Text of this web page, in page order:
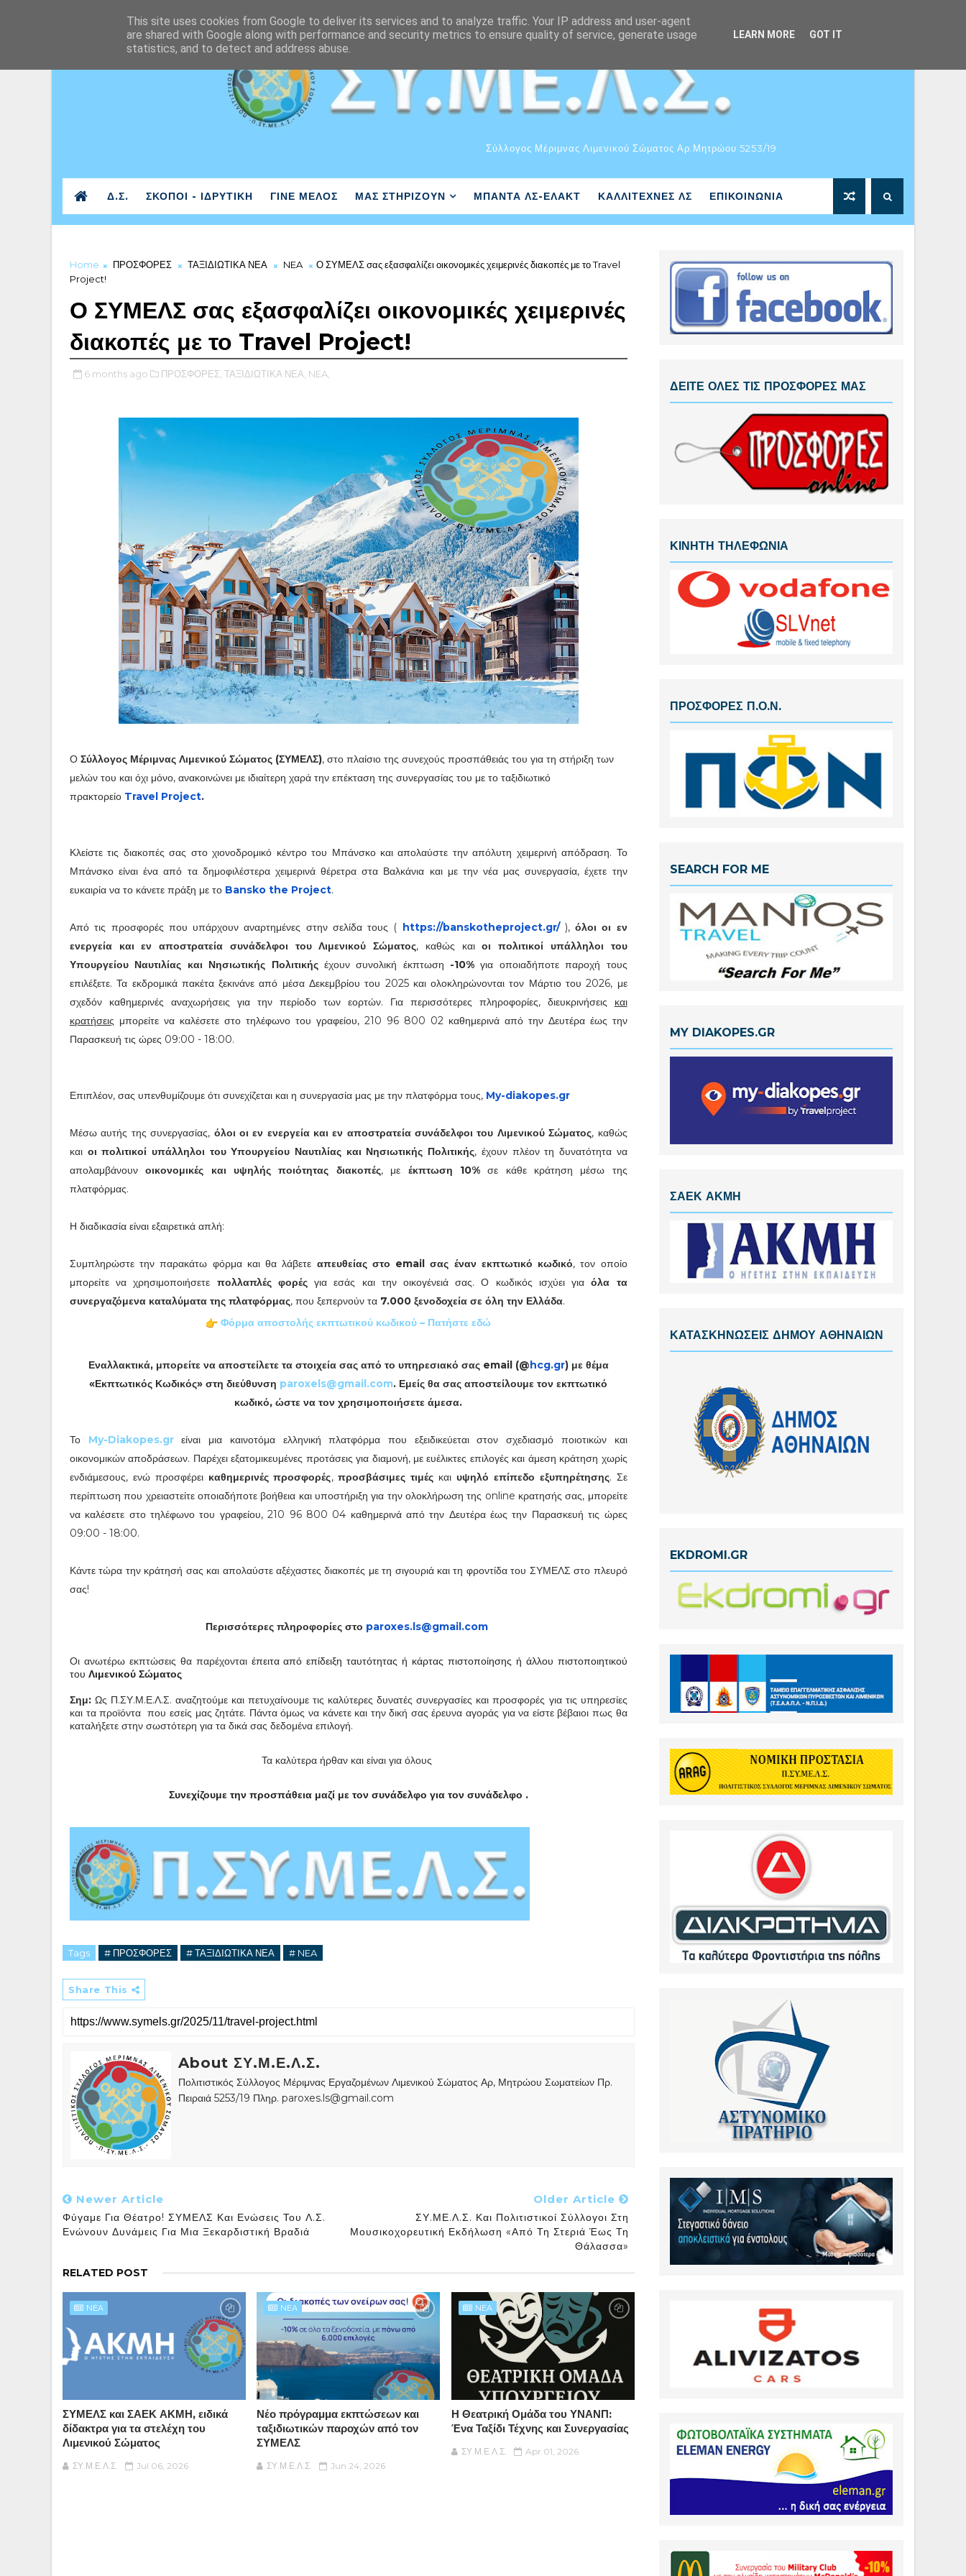
Σύλλογος Μέριμνας Λιμενικού Σώματος Αρ.Μητρώου 5253/19
Δ.Σ. ΣΚΟΠΟΙ - ΙΔΡΥΤΙΚΗ ΓΙΝΕ ΜΕΛΟΣ ΜΑΣ ΣΤΗΡΙΖΟΥΝ ΜΠΑΝΤΑ ΛΣ-ΕΛΑΚΤ ΚΑΛΛΙΤΕΧΝΕΣ ΛΣ ΕΠΙΚΟΙΝΩΝΙΑ
Home ΠΡΟΣΦΟΡΕΣ ΤΑΞΙΔΙΩΤΙΚΑ ΝΕΑ NEA
Ο ΣΥΜΕΛΣ σας εξασφαλίζει οικονομικές χειμερινές διακοπές με το Travel
Project!
Ο ΣΥΜΕΛΣ σας εξασφαλίζει οικονομικές χειμερινές
διακοπές με το Travel Project!
6 months ago ΠΡΟΣΦΟΡΕΣ, ΤΑΞΙΔΙΩΤΙΚΑ ΝΕΑ, NEA,
Ο Σύλλογος Μέριμνας Λιμενικού Σώματος (ΣΥΜΕΛΣ), στο πλαίσιο της συνεχούς προσπάθειάς του για τη στήριξη των
μελών του και όχι μόνο, ανακοινώνει με ιδιαίτερη χαρά την επέκταση της συνεργασίας του με το ταξιδιωτικό
πρακτορείο Travel Project.
Κλείστε τις διακοπές σας στο χιονοδρομικό κέντρο του Μπάνσκο και απολαύστε την απόλυτη χειμερινή απόδραση. Το
Μπάνσκο είναι ένα από τα δημοφιλέστερα χειμερινά θέρετρα στα Βαλκάνια και με την νέα μας συνεργασία, έχετε την
ευκαιρία να το κάνετε πράξη με το Bansko the Project.
Από τις προσφορές που υπάρχουν αναρτημένες στην σελίδα τους ( https://banskotheproject.gr/),όλοι οι εν
ενεργεία και εν αποστρατεία συνάδελφοι του Λιμενικού Σώματος, καθώς καιοι πολιτικοί υπάλληλοι του
Υπουργείου Ναυτιλίας και Νησιωτικής Πολιτικής έχουν συνολική έκπτωση -10% για οποιαδήποτε παροχή τους
επιλέξετε. Τα εκδρομικά πακέτα ξεκινάνε από μέσα Δεκεμβρίου του 2025 και ολοκληρώνονται τον Μάρτιο του 2026, με
σχεδόν καθημερινές αναχωρήσεις για την περίοδο των εορτών. Για περισσότερες πληροφορίες, διευκρινήσεις και
κρατήσεις μπορείτε να καλέσετε στο τηλέφωνο του γραφείου, 210 96 800 02 καθημερινά από την Δευτέρα έως την
Παρασκευή τις ώρες 09:00 - 18:00.
Επιπλέον, σας υπενθυμίζουμε ότι συνεχίζεται και η συνεργασία μας με την πλατφόρμα τους, My-diakopes.gr
Μέσω αυτής της συνεργασίας, όλοι οι εν ενεργεία και εν αποστρατεία συνάδελφοι του Λιμενικού Σώματος, καθώς
και οι πολιτικοί υπάλληλοι του Υπουργείου Ναυτιλίας και Νησιωτικής Πολιτικής, έχουν πλέον τη δυνατότητα να
απολαμβάνουνοικονομικές και υψηλής ποιότητας διακοπές, με έκπτωση 10%σε κάθε κράτηση μέσω της
πλατφόρμας.
Η διαδικασία είναι εξαιρετικά απλή:
Συμπληρώστε την παρακάτω φόρμα και θα λάβετε απευθείας στο email σας έναν εκπτωτικό κωδικό, τον οποίο
μπορείτε να χρησιμοποιήσετε πολλαπλές φορέςγια εσάς και την οικογένειά σας. Ο κωδικός ισχύει γιαόλα τα
συνεργαζόμενα καταλύματα της πλατφόρμας, που ξεπερνούν τα 7.000 ξενοδοχεία σε όλη την Ελλάδα.
Φόρμα αποστολής εκπτωτικού κωδικού – Πατήστε εδώ
Εναλλακτικά, μπορείτε να αποστείλετε τα στοιχεία σας από το υπηρεσιακό σας email (@hcg.gr) με θέμα
«Εκπτωτικός Κωδικός» στη διεύθυνση paroxels@gmail.com. Εμείς θα σας αποστείλουμε τον εκπτωτικό
κωδικό, ώστε να τον χρησιμοποιήσετε άμεσα.
Το My-Diakopes.grείναι μια καινοτόμα ελληνική πλατφόρμα που εξειδικεύεται στον σχεδιασμό ποιοτικών και
οικονομικών αποδράσεων. Παρέχει εξατομικευμένες προτάσεις για διαμονή, με ευέλικτες επιλογές και άμεση κράτηση χωρίς
ενδιάμεσους, ενώ προσφέρει καθημερινές προσφορές,προσβάσιμες τιμές και υψηλό επίπεδο εξυπηρέτησης. Σε
περίπτωση που χρειαστείτε οποιαδήποτε βοήθεια και υποστήριξη για την ολοκλήρωση της online κρατησής σας, μπορείτε
να καλέσετε στο τηλέφωνο του γραφείου, 210 96 800 04 καθημερινά από την Δευτέρα έως την Παρασκευή τις ώρες
09:00 - 18:00.
Κάντε τώρα την κράτησή σας και απολαύστε αξέχαστες διακοπές με τη σιγουριά και τη φροντίδα του ΣΥΜΕΛΣ στο πλευρό
σας!
Περισσότερες πληροφορίες στο paroxes.ls@gmail.com
Οι ανωτέρω εκπτώσεις θα παρέχονται έπειτα από επίδειξη ταυτότητας ή κάρτας πιστοποίησης ή άλλου πιστοποιητικού
του Λιμενικού Σώματος
Σημ:Ως Π.ΣΥ.Μ.Ε.Λ.Σ. αναζητούμε και πετυχαίνουμε τις καλύτερες δυνατές συνεργασίες και προσφορές για τις υπηρεσίες
και τα προϊόντα που εσείς μας ζητάτε. Πάντα όμως να κάνετε και την δική σας έρευνα αγοράς για να είστε βέβαιοι πως θα
καταλήξετε στην σωστότερη για τα δικά σας δεδομένα επιλογή.
Τα καλύτερα ήρθαν και είναιγια όλους
Συνεχίζουμε την προσπάθεια μαζί με τον συνάδελφο για τον συνάδελφο .
Tags # ΠΡΟΣΦΟΡΕΣ # ΤΑΞΙΔΙΩΤΙΚΑ ΝΕΑ # NEA
Share This
About ΣΥ.Μ.Ε.Λ.Σ.
Πολιτιστικός Σύλλογος Μέριμνας Εργαζομένων Λιμενικού Σώματος Αρ, Μητρώου Σωματείων Πρ.
Πειραιά 5253/19 Πληρ. paroxes.ls@gmail.com
Newer Article
Φύγαμε Για Θέατρο! ΣΥΜΕΛΣ Και Ενώσεις Του Λ.Σ.
Ενώνουν Δυνάμεις Για Μια Ξεκαρδιστική Βραδιά
Older Article
ΣΥ.ΜΕ.Λ.Σ. Και Πολιτιστικοί Σύλλογοι Στη
Μουσικοχορευτική Εκδήλωση «Από Τη Στεριά Έως Τη
Θάλασσα»
RELATED POST
NEA
ΣΥΜΕΛΣ και ΣΑΕΚ ΑΚΜΗ, ειδικά
δίδακτρα για τα στελέχη του
Λιμενικού Σώματος
ΣΥ.Μ.Ε.Λ.Σ. Jul 06, 2026
NEA
Νέο πρόγραμμα εκπτώσεων και
ταξιδιωτικών παροχών από τον
ΣΥΜΕΛΣ
ΣΥ.Μ.Ε.Λ.Σ. Jun 24, 2026
NEA
Η Θεατρική Ομάδα του ΥΝΑΝΠ:
Ένα Ταξίδι Τέχνης και Συνεργασίας
ΣΥ.Μ.Ε.Λ.Σ. Apr 01, 2026
ΔΕΙΤΕ ΟΛΕΣ ΤΙΣ ΠΡΟΣΦΟΡΕΣ ΜΑΣ
ΚΙΝΗΤΗ ΤΗΛΕΦΩΝΙΑ
ΠΡΟΣΦΟΡΕΣ Π.Ο.Ν.
SEARCH FOR ME
MY DIAKOPES.GR
ΣΑΕΚ ΑΚΜΗ
ΚΑΤΑΣΚΗΝΩΣΕΙΣ ΔΗΜΟΥ ΑΘΗΝΑΙΩΝ
EKDROMI.GR
This site uses cookies from Google to deliver its services and to analyze traffic. Your IP address and user-agent
are shared with Google along with performance and security metrics to ensure quality of service, generate usage
statistics, and to detect and address abuse.
LEARN MORE GOT IT